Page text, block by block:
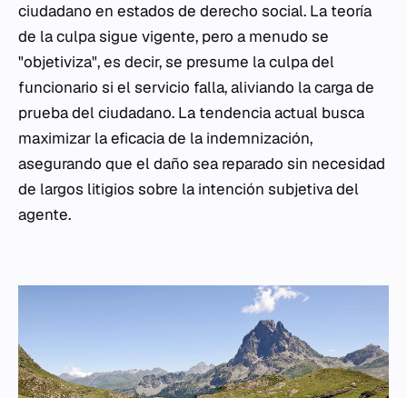
ciudadano en estados de derecho social. La teoría
de laculpasigue vigente, pero a menudo se
"objetiviza", es decir, se presume la culpa del
funcionario si el servicio falla, aliviando la carga de
prueba del ciudadano. La tendencia actual busca
maximizar la eficacia de la indemnización,
asegurando que el daño sea reparado sin necesidad
de largos litigios sobre la intención subjetiva del
agente.